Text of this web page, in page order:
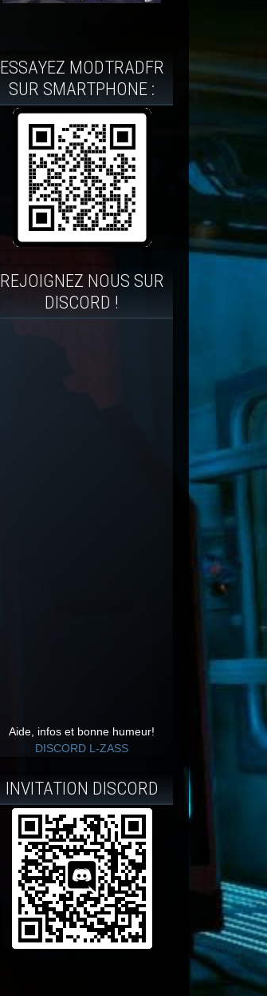
ESSAYEZ MODTRADFR
SUR SMARTPHONE :
REJOIGNEZ NOUS SUR
DISCORD !
Aide, infos et bonne humeur!
DISCORD L-ZASS
INVITATION DISCORD